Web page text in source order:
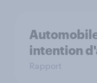
intention
Rapport